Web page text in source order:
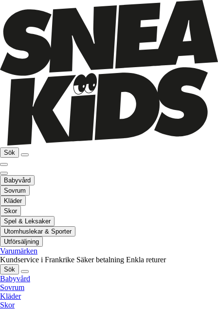
Sök
Babyvård
Sovrum
Kläder
Skor
Spel & Leksaker
Utomhuslekar & Sporter
Utförsäljning
Varumärken
Kundservice i Frankrike Säker betalning Enkla returer
Sök
Babyvård
Sovrum
Kläder
Skor